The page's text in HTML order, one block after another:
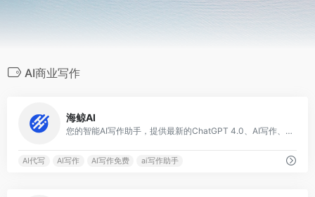
AI商业写作
海鲸AI
您的智能AI写作助手，提供最新的ChatGPT 4.0、AI写作、AI绘画、AI文档解析等功能，助力您的创意表达和工作效率
AI代写 AI写作 AI写作免费 ai写作助手